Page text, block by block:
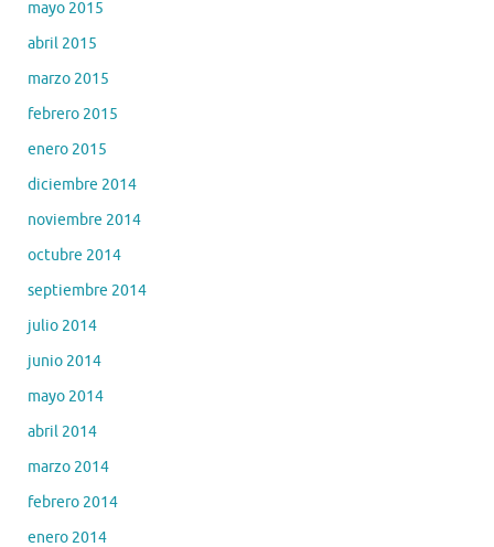
mayo 2015
abril 2015
marzo 2015
febrero 2015
enero 2015
diciembre 2014
noviembre 2014
octubre 2014
septiembre 2014
julio 2014
junio 2014
mayo 2014
abril 2014
marzo 2014
febrero 2014
enero 2014